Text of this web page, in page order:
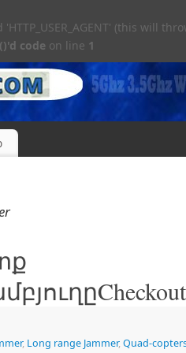
(this will
code on line 1
, Long range Jammer, Quad-